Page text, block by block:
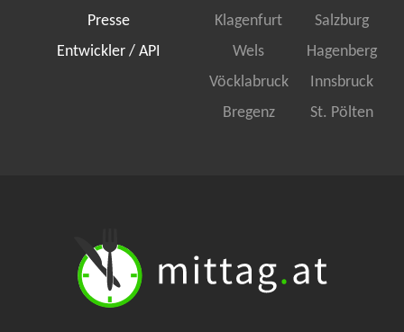
Presse
Entwickler / API
Klagenfurt
Salzburg
Wels
Hagenberg
Vöcklabruck
Innsbruck
Bregenz
St. Pölten